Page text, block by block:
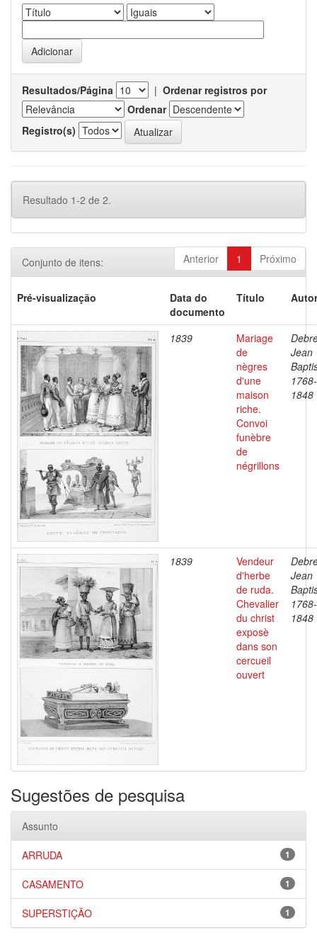
Resultados/Página | Ordenar registros por
Ordenar
Registro(s)
Resultado 1-2 de 2.
Anterior 1 Próximo
Conjunto de itens:
Pré-visualização
Data do
documento
Título
1839
Mariage
de
nègres
d'une
maison
riche.
Convoi
funèbre
de
négrillons
Jean
1768-
1848
1839
Vendeur
d'herbe
de ruda.
Chevalier
du christ
exposè
dans son
cercueil
ouvert
Jean
1768-
1848
Sugestões de pesquisa
Assunto
1
ARRUDA
1
CASAMENTO
1
SUPERSTIÇÃO